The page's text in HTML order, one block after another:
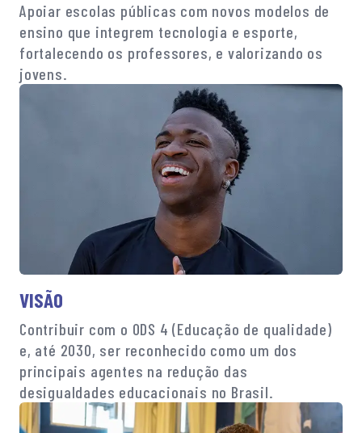
Apoiar escolas públicas com novos modelos de
ensino que integrem tecnologia e esporte,
fortalecendo os professores, e valorizando os
jovens.
VISÃO
Contribuir com o ODS 4 (Educação de qualidade)
e, até 2030, ser reconhecido como um dos
principais agentes na redução das
desigualdades educacionais no Brasil.